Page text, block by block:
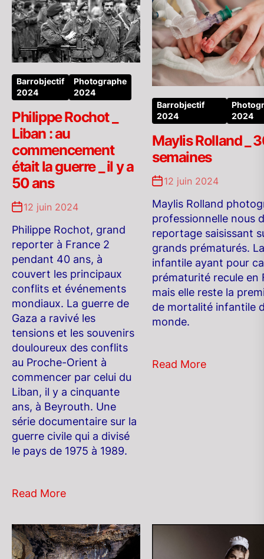
Barrobjectif
2024
Photographe
2024
Philippe Rochot _
Liban : au
commencement
était la guerre _ il y a
50 ans
12 juin 2024
Philippe Rochot, grand
reporter à France 2
pendant 40 ans, à
couvert les principaux
conflits et événements
mondiaux. La guerre de
Gaza a ravivé les
tensions et les souvenirs
douloureux des conflits
au Proche-Orient à
commencer par celui du
Liban, il y a cinquante
ans, à Beyrouth. Une
série documentaire sur la
guerre civile qui a divisé
le pays de 1975 à 1989.
Read More
Barrobjectif
2024
2024
Maylis Rolland _
semaines
12 juin 2024
Maylis Rolland
professionnelle nous
reportage saisissant
grands prématurés.
infantile ayant pour
prématurité recule en
mais elle reste la
de mortalité infantile
monde.
Read More